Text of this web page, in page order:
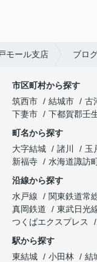
モール支店 ブロ
市区町村から探す
筑西市
結城市 古
下妻市
下都賀郡壬
町名から探す
大字結城
諸川 玉
新福寺
水海道諏訪
沿線から探す
水戸線
関東鉄道常
真岡鉄道
東武日光
つくばエクスプレス
駅から探す
東結城
小田林 結